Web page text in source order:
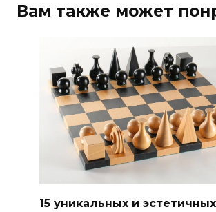
Вам также может
15 уникальных и эстетичных